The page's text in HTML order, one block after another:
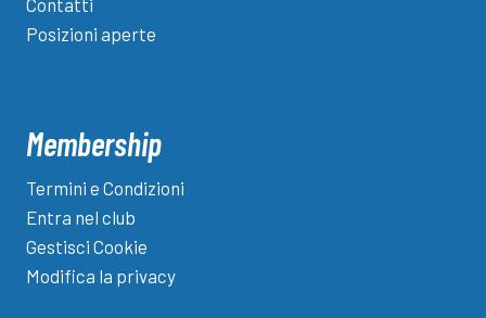
Posizioni aperte
Membership
Termini e Condizioni
Entra nel club
Gestisci Cookie
Modifica la privacy